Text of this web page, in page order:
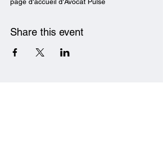
Share this event